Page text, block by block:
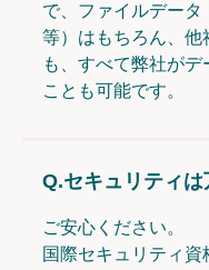
で、ファイルデー
等）はもちろん、他
も、すべて弊社がデ
ことも可能です。
Q.セキュリティは
ご安心ください。
国際セキュリティ